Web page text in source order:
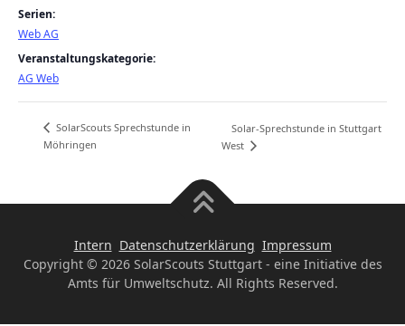
Serien:
Web AG
Veranstaltungskategorie:
AG Web
SolarScouts Sprechstunde in
Möhringen
Solar-Sprechstunde in Stuttgart
West
Intern Datenschutzerklärung Impressum
Copyright © 2026 SolarScouts Stuttgart - eine Initiative des
Amts für Umweltschutz. All Rights Reserved.